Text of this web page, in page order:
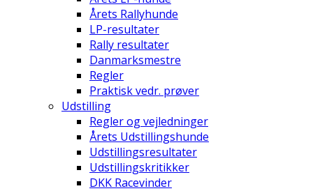
Årets Rallyhunde
LP-resultater
Rally resultater
Danmarksmestre
Regler
Praktisk vedr. prøver
Udstilling
Regler og vejledninger
Årets Udstillingshunde
Udstillingsresultater
Udstillingskritikker
DKK Racevinder